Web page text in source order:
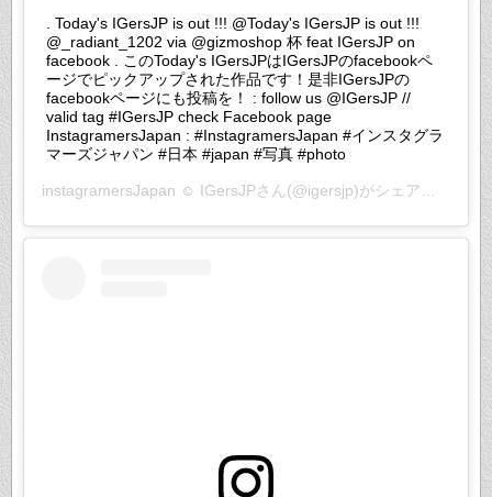
. Today's IGersJP is out !!! @Today's IGersJP is out !!!
@_radiant_1202 via @gizmoshop 杯 feat IGersJP on
facebook . このToday's IGersJPはIGersJPのfacebookペ
ージでピックアップされた作品です！是非IGersJPの
facebookページにも投稿を！ : follow us @IGersJP //
valid tag #IGersJP check Facebook page
InstagramersJapan : #InstagramersJapan #インスタグラ
マーズジャパン #日本 #japan #写真 #photo
instagramersJapan ☺︎ IGersJPさん(@igersjp)がシェアした投稿 –